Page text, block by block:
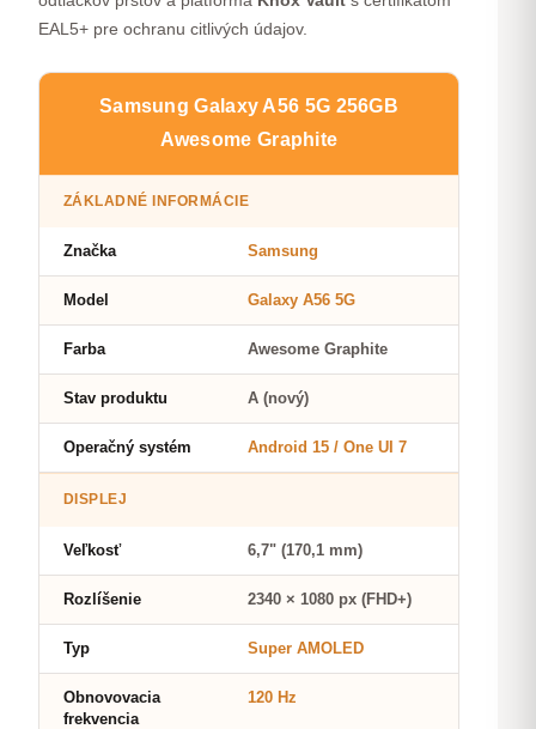
EAL5+ pre ochranu citlivých údajov.
Samsung Galaxy A56 5G 256GB
Awesome Graphite
ZÁKLADNÉ INFORMÁCIE
Značka Samsung
Model Galaxy A56 5G
Farba Awesome Graphite
Stav produktu A (nový)
Operačný systém Android 15 / One UI 7
DISPLEJ
Veľkosť 6,7" (170,1 mm)
Rozlíšenie 2340 × 1080 px (FHD+)
Typ Super AMOLED
Obnovovacia
frekvencia
120 Hz